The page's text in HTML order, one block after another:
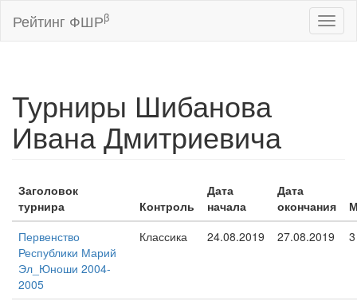
Рейтинг ФШРβ
Турниры Шибанова
Ивана Дмитриевича
Заголовок
турнира
Контроль
Дата
начала
Дата
окончания
Первенство
Республики Марий
Эл_Юноши 2004-
2005
Классика 24.08.2019 27.08.2019 3